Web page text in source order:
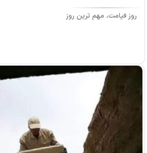
روز قیامت، مهم ترین روز